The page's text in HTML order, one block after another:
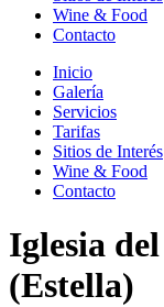
Wine & Food
Contacto
Inicio
Galería
Servicios
Tarifas
Sitios de Interés
Wine & Food
Contacto
Iglesia
(Estella)